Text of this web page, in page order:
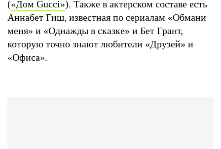
(«Дом Gucci»). Также в актерском составе есть
Аннабет Гиш, известная по сериалам «Обмани
меня» и «Однажды в сказке» и Бет Грант,
которую точно знают любители «Друзей» и
«Офиса».